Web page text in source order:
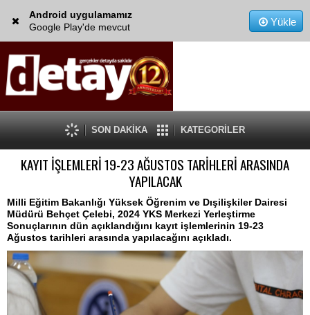
Android uygulamamız
Google Play'de mevcut
Yükle
SON DAKİKA KATEGORİLER
KAYIT İŞLEMLERİ 19-23 AĞUSTOS TARİHLERİ ARASINDA
YAPILACAK
Milli Eğitim Bakanlığı Yüksek Öğrenim ve Dışilişkiler Dairesi
Müdürü Behçet Çelebi, 2024 YKS Merkezi Yerleştirme
Sonuçlarının dün açıklandığını kayıt işlemlerinin 19-23
Ağustos tarihleri arasında yapılacağını açıkladı.